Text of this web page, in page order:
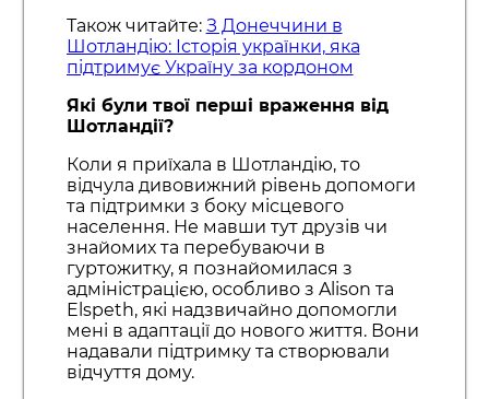
Також читайте: З Донеччини в
Шотландію: Історія українки, яка
підтримує Україну за кордоном
Які були твої перші враження від
Шотландії?
Коли я приїхала в Шотландію, то
відчула дивовижний рівень допомоги
та підтримки з боку місцевого
населення. Не мавши тут друзів чи
знайомих та перебуваючи в
гуртожитку, я познайомилася з
адміністрацією, особливо з Alison та
Elspeth, які надзвичайно допомогли
мені в адаптації до нового життя. Вони
надавали підтримку та створювали
відчуття дому.